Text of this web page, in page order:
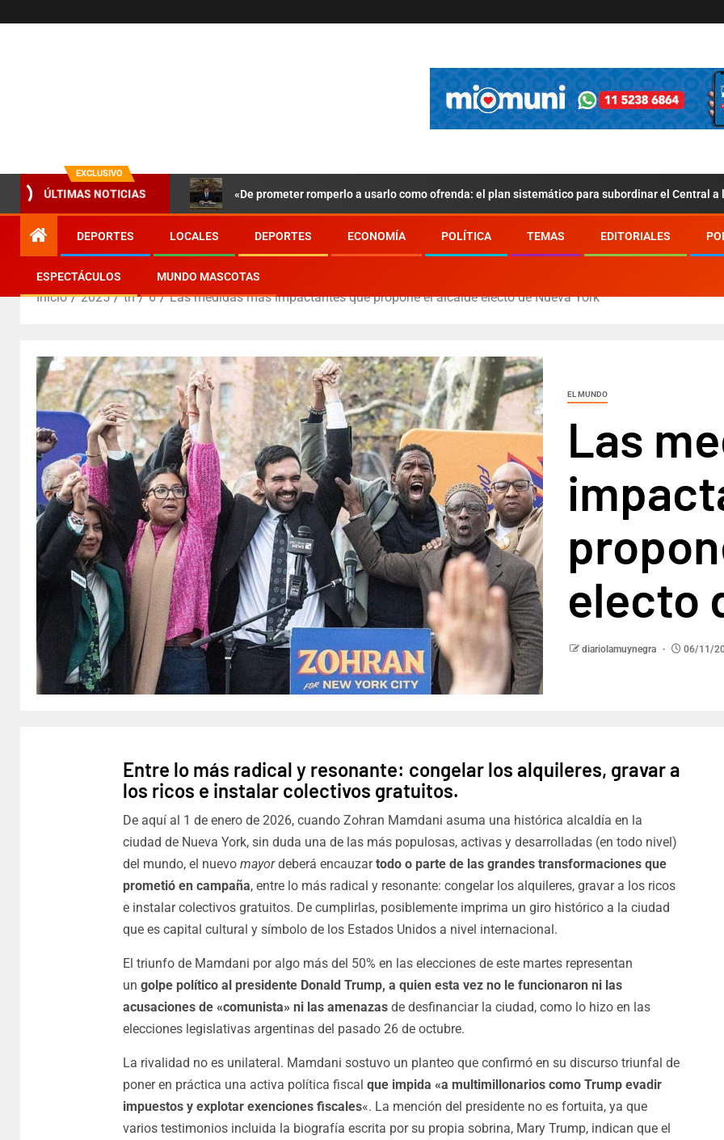
EXCLUSIVO
ÚLTIMAS NOTICIAS «De prometer romperlo a usarlo como ofrenda: el plan sistemático para subordinar el Central a
DEPORTES LOCALES DEPORTES ECONOMÍA POLÍTICA TEMAS EDITORIALES
ESPECTÁCULOS MUNDO MASCOTAS
Inicio 2025 th 6 Las medidas más impactantes que propone el alcalde electo de Nueva York
EL MUNDO
Las
electo
diariolamuynegra 06/11/
Entre lo más radical y resonante: congelar los alquileres, gravar a
los ricos e instalar colectivos gratuitos.
De aquí al 1 de enero de 2026, cuando Zohran Mamdani asuma una histórica alcaldía en la
ciudad de Nueva York, sin duda una de las más populosas, activas y desarrolladas (en todo nivel)
del mundo, el nuevo mayordeberá encauzartodo o parte de las grandes transformaciones que
prometió en campaña, entre lo más radical y resonante: congelar los alquileres, gravar a los ricos
e instalar colectivos gratuitos. De cumplirlas, posiblemente imprima un giro histórico a la ciudad
que es capital cultural y símbolo de los Estados Unidos a nivel internacional.
El triunfo de Mamdani por algo más del 50% en las elecciones de este martes representan
un golpe político al presidente Donald Trump, a quien esta vez no le funcionaron ni las
acusaciones de «comunista» ni las amenazasde desfinanciar la ciudad, como lo hizo en las
elecciones legislativas argentinas del pasado 26 de octubre.
La rivalidad no es unilateral. Mamdani sostuvo un planteo que confirmó en su discurso triunfal de
poner en práctica una activa política fiscal que impida «a multimillonarios como Trump evadir
impuestos y explotar exenciones fiscales«. La mención del presidente no es fortuita, ya que
varios testimonios incluida la biografía escrita por su propia sobrina, Mary Trump, indican que el